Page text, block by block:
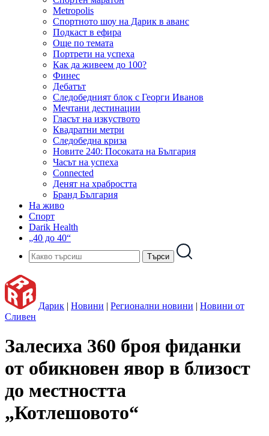
Metropolis
Спортното шоу на Дарик в аванс
Подкаст в ефира
Още по темата
Портрети на успеха
Как да живеем до 100?
Финес
Дебатът
Следобедният блок с Георги Иванов
Мечтани дестинации
Гласът на изкуството
Квадратни метри
Следобедна криза
Новите 240: Посоката на България
Часът на успеха
Connected
Денят на храбростта
Бранд България
На живо
Спорт
Darik Health
„40 до 40“
Дарик | Новини | Регионални новини | Новини от
Сливен
Залесиха 360 броя фиданки
от обикновен явор в близост
до местността
„Котлешовото“